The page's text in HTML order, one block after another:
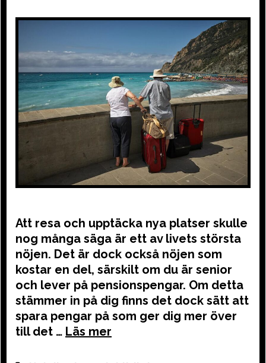
Att resa och upptäcka nya platser skulle
nog många säga är ett av livets största
nöjen. Det är dock också nöjen som
kostar en del, särskilt om du är senior
och lever på pensionspengar. Om detta
stämmer in på dig finns det dock sätt att
spara pengar på som ger dig mer över
till det …